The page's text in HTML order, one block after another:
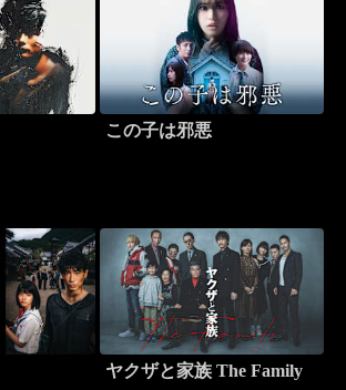
この子は邪悪
ヤクザと家族 The Family